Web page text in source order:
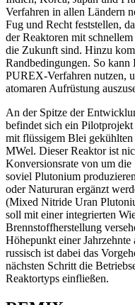
Verfahren in allen Ländern
Fug und Recht feststellen,
der Reaktoren mit
die Zukunft sind. Hinzu
Randbedingungen. So kann
PUREX-Verfahren nutzen,
atomaren Aufrüstung
An der Spitze der
befindet sich ein Pilotprojekt
mit flüssigem Blei
MWel. Dieser Reaktor ist
Konversionsrate von um
soviel Plutonium
oder Natururan ergänzt
(Mixed Nitride Uran
soll mit einer integrierten
Brennstoffherstellung
Höhepunkt einer
russisch ist dabei das
nächsten Schritt die
Reaktortyps einfließen.